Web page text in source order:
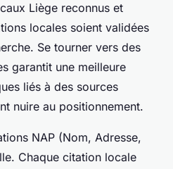
Liège reconnus et
locales soient validées
Se tourner vers des
garantit une meilleure
liés à des sources
nuire au positionnement.
NAP (Nom, Adresse,
Chaque citation locale